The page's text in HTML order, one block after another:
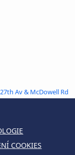
Av & McDowell Rd
COOKIES